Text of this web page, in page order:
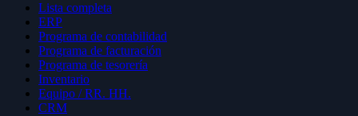
Lista completa
ERP
Programa de contabilidad
Programa de facturación
Programa de tesorería
Inventario
Equipo / RR. HH.
CRM